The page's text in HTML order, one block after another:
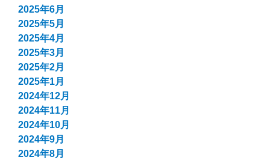
2025年6月
2025年5月
2025年4月
2025年3月
2025年2月
2025年1月
2024年12月
2024年11月
2024年10月
2024年9月
2024年8月